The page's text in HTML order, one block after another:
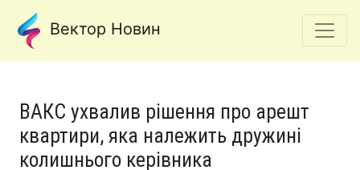
Вектор Новин
ВАКС ухвалив рішення про арешт
квартири, яка належить дружині
колишнього керівника